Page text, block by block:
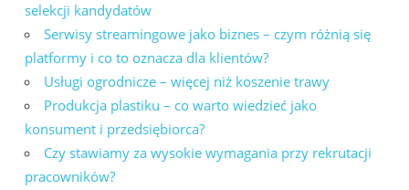
selekcji kandydatów
Serwisy streamingowe jako biznes – czym różnią się
platformy i co to oznacza dla klientów?
Usługi ogrodnicze – więcej niż koszenie trawy
Produkcja plastiku – co warto wiedzieć jako
konsument i przedsiębiorca?
Czy stawiamy za wysokie wymagania przy rekrutacji
pracowników?